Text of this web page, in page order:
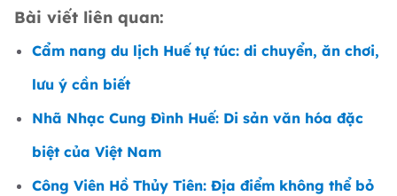
Bài viết liên quan:
Cẩm nang du lịch Huế tự túc: di chuyển, ăn chơi,
lưu ý cần biết
Nhã Nhạc Cung Đình Huế: Di sản văn hóa đặc
biệt của Việt Nam
Công Viên Hồ Thủy Tiên: Địa điểm không thể bỏ